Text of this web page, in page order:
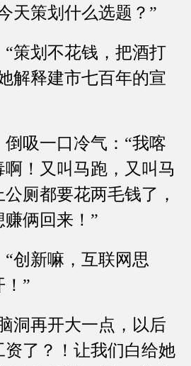
策划什么选题？”
划不花钱，把酒打
解释建市七百年的宣
吸一口冷气：“我喀
！又叫马跑，又叫马
厕都要花两毛钱了，
俩回来！”
新嘛，互联网思
！”
再开大一点，以后
了？！让我们白给她